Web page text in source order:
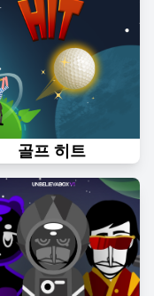
골프 히트